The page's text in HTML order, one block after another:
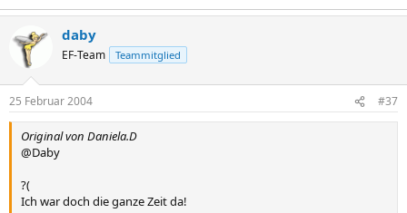
daby
EF-Team Teammitglied
25 Februar 2004 #37
Original von Daniela.D
@Daby
?(
Ich war doch die ganze Zeit da!